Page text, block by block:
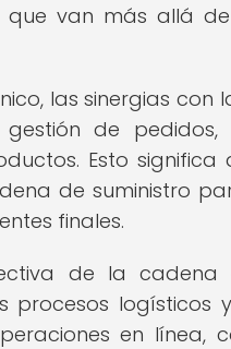
que van más allá
las sinergias
de
Esto
de suministro
finales.
de la cadena
procesos logísticos
en línea,